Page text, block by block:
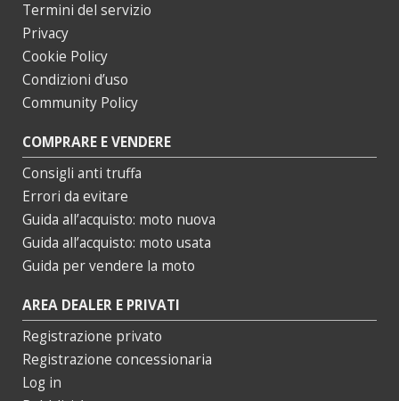
Termini del servizio
Privacy
Cookie Policy
Condizioni d’uso
Community Policy
COMPRARE E VENDERE
Consigli anti truffa
Errori da evitare
Guida all’acquisto: moto nuova
Guida all’acquisto: moto usata
Guida per vendere la moto
AREA DEALER E PRIVATI
Registrazione privato
Registrazione concessionaria
Log in